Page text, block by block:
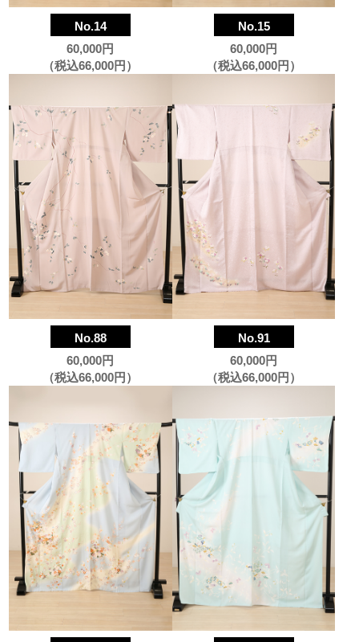
No.14
60,000円
（税込66,000円）
No.15
60,000円
（税込66,000円）
No.88
60,000円
（税込66,000円）
No.91
60,000円
（税込66,000円）